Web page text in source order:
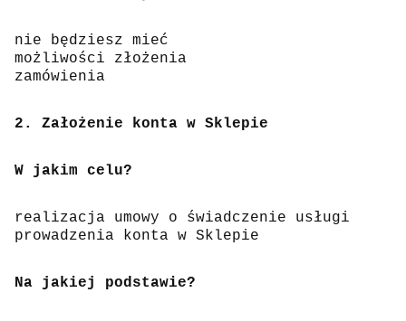
nie będziesz mieć
możliwości złożenia
zamówienia
2. Założenie konta w Sklepie
W jakim celu?
realizacja umowy o świadczenie usługi
prowadzenia konta w Sklepie
Na jakiej podstawie?